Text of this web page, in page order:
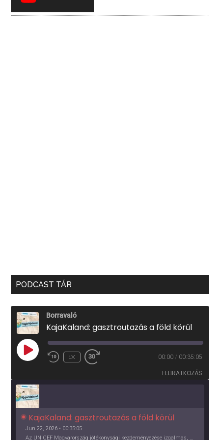
PODCAST TÁR
Borravaló
KajaKaland: gasztroutazás a föld körül
PLAY
EPISODE
1X 00:00 / 00:35:05
FELIRATKOZÁS
KajaKaland: gasztroutazás a föld körül
Jun 22, 2026 • 00:35:05
Az UNICEF Magyarország jótékonysági kezdeményezése izgalmas, egész éves világkörüli ízutazásra hív, igazi családi program és gasztroedukáció, illetve segítség a rászorulóknak is egyben.